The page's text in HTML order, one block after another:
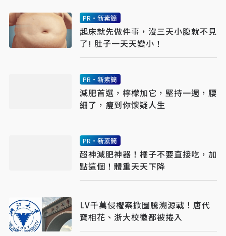
PR・新素簡
起床就先做件事，沒三天小腹就不見
了! 肚子一天天變小！
PR・新素簡
減肥首選，檸檬加它，堅持一週，腰
細了，瘦到你懷疑人生
PR・新素簡
超神減肥神器！橘子不要直接吃，加
點這個！體重天天下降
LV千萬侵權案掀圖騰溯源戰！唐代
寶相花、浙大校徽都被捲入